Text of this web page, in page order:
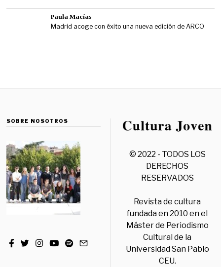
Paula Macías
Madrid acoge con éxito una nueva edición de ARCO
SOBRE NOSOTROS
© 2022 - TODOS LOS
DERECHOS
RESERVADOS
Revista de cultura
fundada en 2010 en el
Máster de Periodismo
Cultural de la
Universidad San Pablo
CEU.